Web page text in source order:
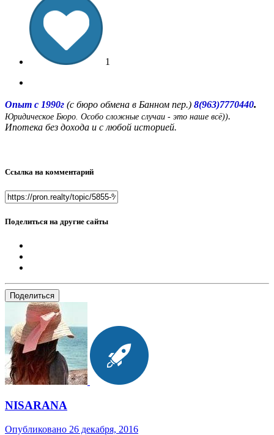
1
Опыт с 1990г (с бюро обмена в Банном пер.) 8(963)7770440.
Юридическое Бюро. Особо сложные случаи - это наше всё)).
Ипотека без дохода и с любой историей.
Ссылка на комментарий
Поделиться на другие сайты
Поделиться
NISARANA
Опубликовано 26 декабря, 2016